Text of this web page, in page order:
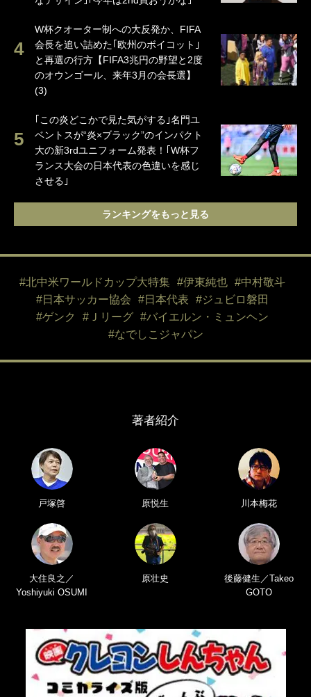
W杯クオーター制への大反発か、FIFA
会長を追い詰めた｢欧州のボイコット｣
と再選の行方【FIFA3兆円の野望と2度
のオウンゴール、来年3月の会長選】
(3)
｢この炎どこかで見た気がする｣名門ユ
ベントスが“炎×ブラック”のインパクト
大の新3rdユニフォーム発表！｢W杯フ
ランス大会の日本代表の色違いを感じ
させる｣
ランキングをもっと見る
#北中米ワールドカップ大特集 #伊東純也
#中村敬斗
#日本サッカー協会
#日本代表
#ジュビロ磐田
#ゲンク
#Ｊリーグ
#バイエルン・ミュンヘン
#なでしこジャパン
著者紹介
戸塚啓 原悦生 川本梅花
大住良之／
Yoshiyuki OSUMI
原壮史
後藤健生／Takeo
GOTO